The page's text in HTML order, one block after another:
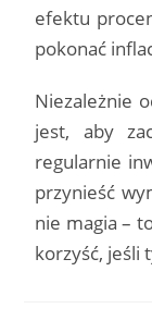
efektu
pokonać
Niezależnie
jest, aby
regularnie
przynieść
nie magia –
korzyść, jeśli